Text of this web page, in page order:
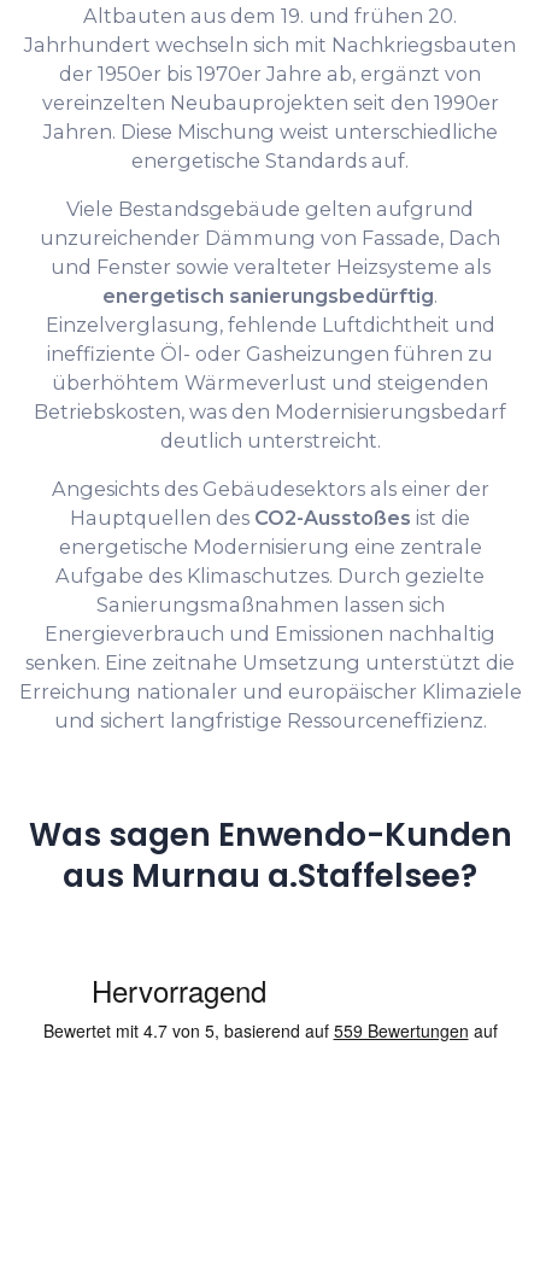
Altbauten aus dem 19. und frühen 20.
Jahrhundert wechseln sich mit Nachkriegsbauten
der 1950er bis 1970er Jahre ab, ergänzt von
vereinzelten Neubauprojekten seit den 1990er
Jahren. Diese Mischung weist unterschiedliche
energetische Standards auf.
Viele Bestandsgebäude gelten aufgrund
unzureichender Dämmung von Fassade, Dach
und Fenster sowie veralteter Heizsysteme als
energetisch sanierungsbedürftig.
Einzelverglasung, fehlende Luftdichtheit und
ineffiziente Öl- oder Gasheizungen führen zu
überhöhtem Wärmeverlust und steigenden
Betriebskosten, was den Modernisierungsbedarf
deutlich unterstreicht.
Angesichts des Gebäudesektors als einer der
Hauptquellen des CO2-Ausstoßes ist die
energetische Modernisierung eine zentrale
Aufgabe des Klimaschutzes. Durch gezielte
Sanierungsmaßnahmen lassen sich
Energieverbrauch und Emissionen nachhaltig
senken. Eine zeitnahe Umsetzung unterstützt die
Erreichung nationaler und europäischer Klimaziele
und sichert langfristige Ressourceneffizienz.
Was sagen Enwendo-Kunden
aus Murnau a.Staffelsee?